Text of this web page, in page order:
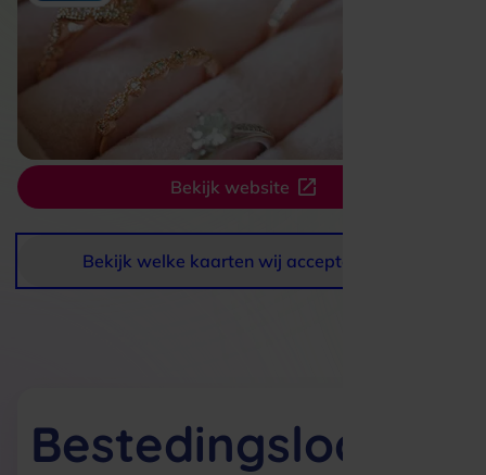
Bekijk website
Bekijk welke kaarten wij accepteren
Bestedingslocaties